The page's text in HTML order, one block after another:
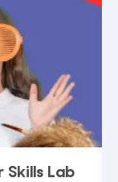
Skills Lab